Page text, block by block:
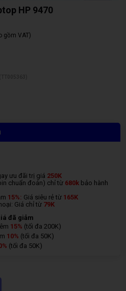
HP 9470
gồm VAT)
ưu đãi trị giá 250K
chuẩn đoán) chỉ từ 680k bảo hành
15%: Giá siêu rẻ từ 165K
Giá chỉ từ 79K
đã giảm
15% (tối đa 200K)
10% (tối đa 50K)
(tối đa 50K)